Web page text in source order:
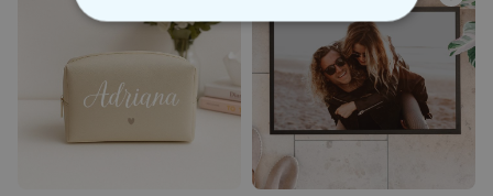
STRETTAMENTE NECESSARIO
PRESTAZIONI
NON CLASSIFICATO